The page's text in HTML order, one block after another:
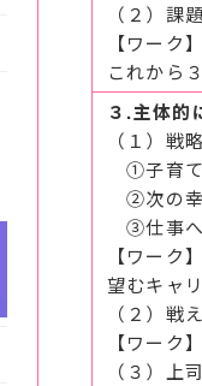
（２）課
【ワーク
これから
３.主体的
（１）戦
①子育て
②次の幸
③仕事へ
【ワーク
望むキャ
（２）
【ワー
（３）上